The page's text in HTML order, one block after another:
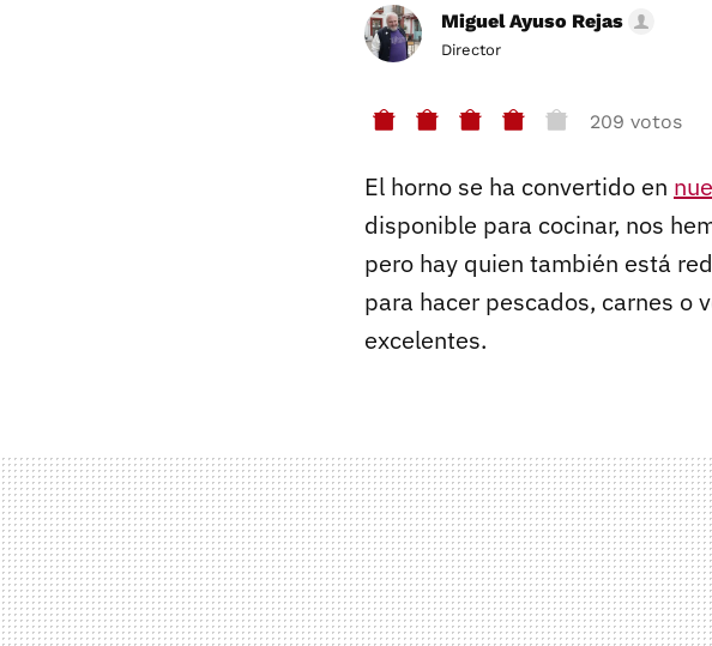
Miguel Ayuso Rejas
Director
209 votos
El horno se ha convertido en
disponible para cocinar, nos
pero hay quien también está
para hacer pescados, carnes o
excelentes.